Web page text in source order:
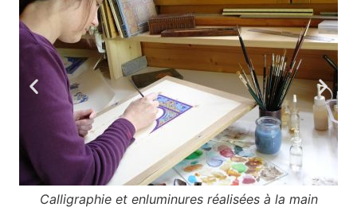
Calligraphie et enluminures réalisées à la main